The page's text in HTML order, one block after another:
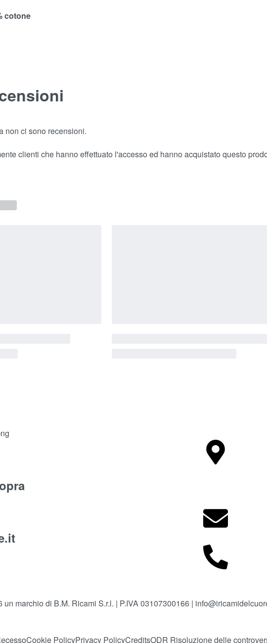
cotone
non ci sono recensioni.
clienti che hanno effettuato l'accesso ed hanno acquistato questo
marchio di B.M. Ricami S.r.l. | P.IVA 03107300166 |
Cookie PolicyPrivacy PolicyCreditsODR Risoluzione delle